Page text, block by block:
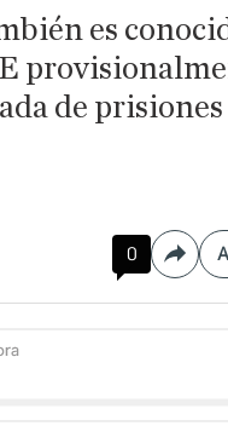
es
de prisiones
0